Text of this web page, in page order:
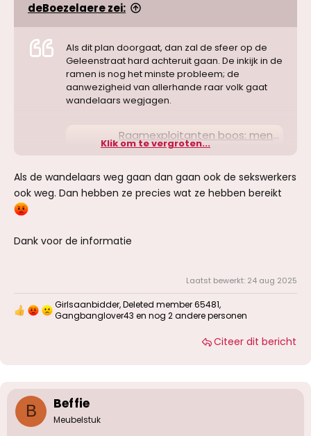
deBoezelaere zei:
Als dit plan doorgaat, dan zal de sfeer op de
Geleenstraat hard achteruit gaan. De inkijk in de
ramen is nog het minste probleem; de
aanwezigheid van allerhande raar volk gaat
wandelaars wegjagen.
Raamexploitanten boos: mensen in opvang kijken straks rechtstreeks bij sekswerkers naarbinnen
Raamexploitanten eisen dat Den
grote opvanglocatie pal tegenover
de ramen van Haagse sekswerkers.
„Dit is een ernstige schending van
https://archive.is/EbUCi)
Klik om te vergroten...
Als de wandelaars weg gaan dan gaan ook de sekswerkers
ook weg. Dan hebben ze precies wat ze hebben bereikt
Dank voor de informatie
Laatst bewerkt: 24 aug 2025
W
n
g
Girlsaanbidder,Deleted member 65481,
Gangbanglover43 en nog 2 andere personen
Citeer dit bericht
B Beffie
Meubelstuk